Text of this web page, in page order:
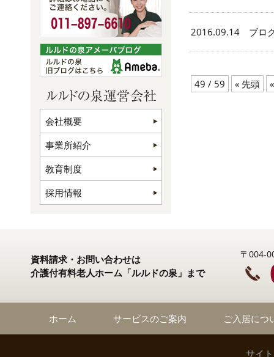
2016.09.14 ブロ
49 / 59 « 先頭 «
会社概要
事業所紹介
教育制度
採用情報
資料請求・お問い合わせは
介護付有料老人ホーム「ルルドの泉」まで
〒004-
ホーム サービスのご案内 ご入居につ
サイ